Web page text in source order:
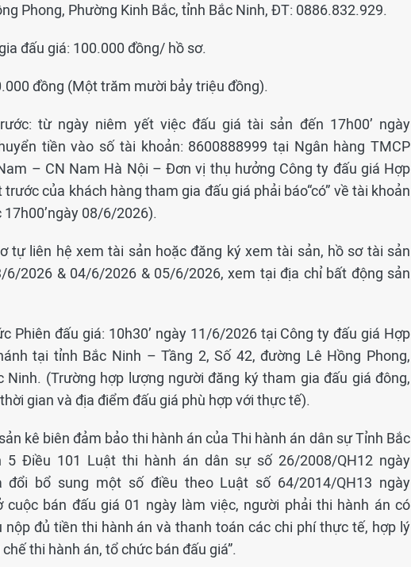
Phong, Phường Kinh Bắc, tỉnh Bắc Ninh, ĐT: 0886.832.929.
đấu giá: 100.000 đồng/ hồ sơ.
đồng (Một trăm mười bảy triệu đồng).
từ ngày niêm yết việc đấu giá tài sản đến 17h00’ ngày
tiền vào số tài khoản: 8600888999 tại Ngân hàng TMCP
– CN Nam Hà Nội – Đơn vị thụ hưởng Công ty đấu giá Hợp
của khách hàng tham gia đấu giá phải báo“có” về tài khoản
08/6/2026).
tự liên hệ xem tài sản hoặc đăng ký xem tài sản, hồ sơ tài sản
6/2026 & 04/6/2026 & 05/6/2026, xem tại địa chỉ bất động sản
Phiên đấu giá: 10h30’ ngày 11/6/2026 tại Công ty đấu giá Hợp
tại tỉnh Bắc Ninh – Tầng 2, Số 42, đường Lê Hồng Phong,
Ninh. (Trường hợp lượng người đăng ký tham gia đấu giá đông,
gian và địa điểm đấu giá phù hợp với thực tế).
kê biên đảm bảo thi hành án của Thi hành án dân sự Tỉnh Bắc
5 Điều 101 Luật thi hành án dân sự số 26/2008/QH12 ngày
đổi bổ sung một số điều theo Luật số 64/2014/QH13 ngày
cuộc bán đấu giá 01 ngày làm việc, người phải thi hành án có
nộp đủ tiền thi hành án và thanh toán các chi phí thực tế, hợp lý
thi hành án, tổ chức bán đấu giá”.